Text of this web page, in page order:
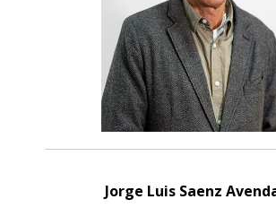
Jorge Luis Saenz